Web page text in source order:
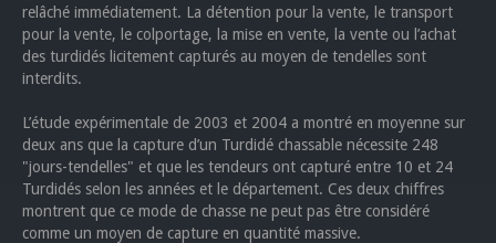
relâché immédiatement. La détention pour la vente, le transport
pour la vente, le colportage, la mise en vente, la vente ou l’achat
des turdidés licitement capturés au moyen de tendelles sont
interdits.
L’étude expérimentale de 2003 et 2004 a montré en moyenne sur
deux ans que la capture d’un Turdidé chassable nécessite 248
"jours-tendelles" et que les tendeurs ont capturé entre 10 et 24
Turdidés selon les années et le département. Ces deux chiffres
montrent que ce mode de chasse ne peut pas être considéré
comme un moyen de capture en quantité massive.